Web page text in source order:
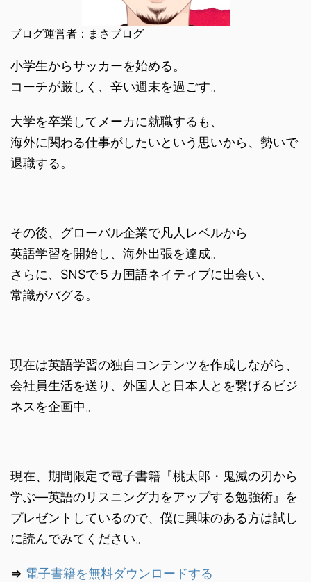
ブログ運営者：まさブログ
小学生からサッカーを始める。
コーチが厳しく、辛い週末を過ごす。
大学を卒業してメーカに就職するも、
海外に関わる仕事がしたいという思いから、勢いで
退職する。
その後、グローバル企業で凡人レベルから
英語学習を開始し、海外出張を達成。
さらに、SNSで５カ国語ネイティブに出会い、
常識がバグる。
現在は英語学習の独自コンテンツを作成しながら、
会社員生活を送り、外国人と日本人とを繋げるビジ
ネスを企画中。
現在、期間限定で電子書籍『桃太郎・鬼滅の刃から
学ぶ―英語のリスニング力をアップする勉強術』を
プレゼントしているので、僕に興味のある方は試し
に読んでみてください。
⇒ 電子書籍を無料ダウンロードする